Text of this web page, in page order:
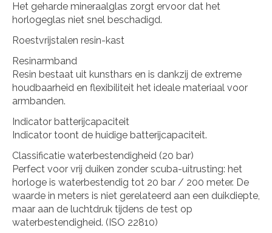
Het geharde mineraalglas zorgt ervoor dat het
horlogeglas niet snel beschadigd.
Roestvrijstalen resin-kast
Resinarmband
Resin bestaat uit kunsthars en is dankzij de extreme
houdbaarheid en flexibiliteit het ideale materiaal voor
armbanden.
Indicator batterijcapaciteit
Indicator toont de huidige batterijcapaciteit.
Classificatie waterbestendigheid (20 bar)
Perfect voor vrij duiken zonder scuba-uitrusting: het
horloge is waterbestendig tot 20 bar / 200 meter. De
waarde in meters is niet gerelateerd aan een duikdiepte,
maar aan de luchtdruk tijdens de test op
waterbestendigheid. (ISO 22810)